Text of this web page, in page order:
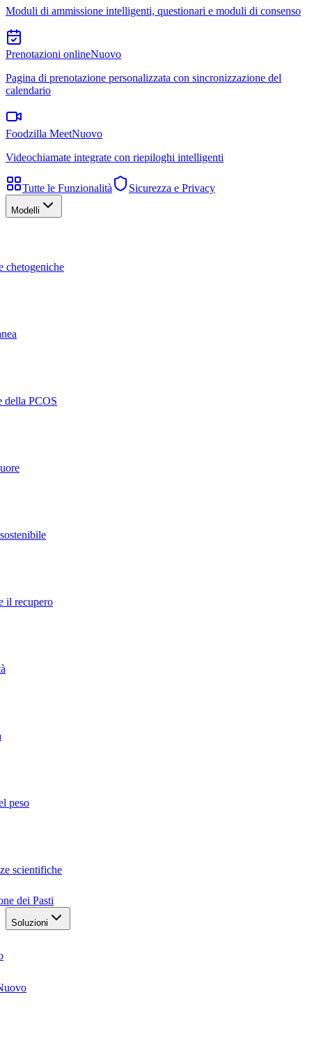
Moduli di ammissione intelligenti, questionari e moduli di consenso
Prenotazioni onlineNuovo
Pagina di prenotazione personalizzata con sincronizzazione del
calendario
Foodzilla MeetNuovo
Videochiamate integrate con riepiloghi intelligenti
Tutte le Funzionalità Sicurezza e Privacy
Modelli
chetogeniche
della PCOS
il recupero
peso
scientifiche
dei Pasti
Soluzioni